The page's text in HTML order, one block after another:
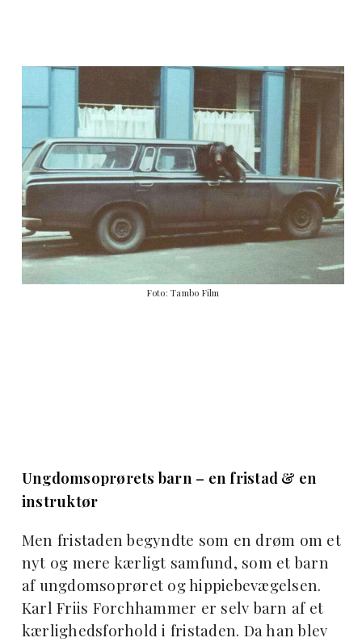
Foto: Tambo Film
Ungdomsoprørets barn – en fristad & en
instruktør
Men fristaden begyndte som en drøm om et
nyt og mere kærligt samfund, som et barn
af ungdomsoprøret og hippiebevægelsen.
Karl Friis Forchhammer er selv barn af et
kærlighedsforhold i fristaden. Da han blev